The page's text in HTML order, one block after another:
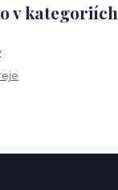
v kategoriích